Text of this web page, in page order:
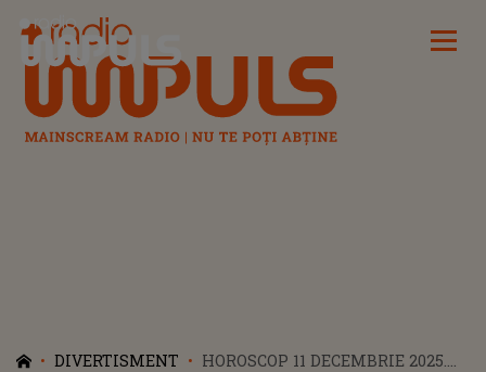
Radio Impuls
DIVERTISMENT
HOROSCOP 11 DECEMBRIE 2025.